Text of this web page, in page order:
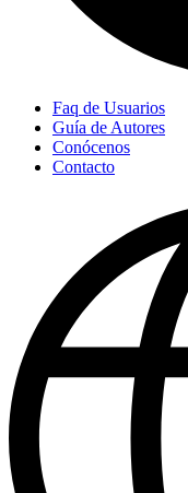
Faq de Usuarios
Guía de Autores
Conócenos
Contacto